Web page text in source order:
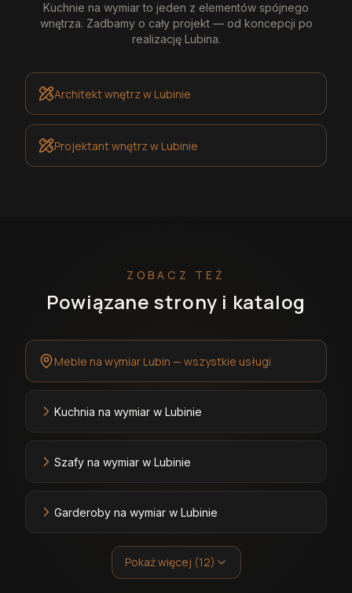
Kuchnie na wymiarto jeden z elementów spójnego
wnętrza. Zadbamy o cały projekt — od koncepcji po
realizację Lubina.
Architekt wnętrzw Lubinie
Projektant wnętrzw Lubinie
ZOBACZ TEŻ
Powiązane strony i katalog
Meble na wymiar Lubin — wszystkie usługi
Kuchnia na wymiar w Lubinie
Szafy na wymiar w Lubinie
Garderoby na wymiar w Lubinie
Pokaż więcej (12)